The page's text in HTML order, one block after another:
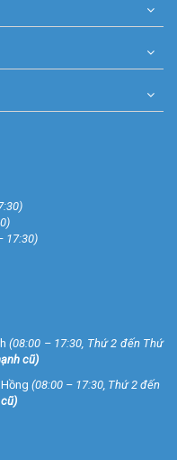
17:30)
(08:00 – 17:30, Thứ 2 đến Thứ
cũ)
(08:00 – 17:30, Thứ 2 đến